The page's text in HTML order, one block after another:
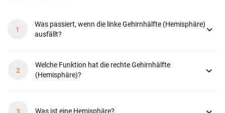
Was passiert, wenn die linke Gehirnhälfte (Hemisphäre)
ausfällt?
Welche Funktion hat die rechte Gehirnhälfte
(Hemisphäre)?
Was ist eine Hemisphäre?